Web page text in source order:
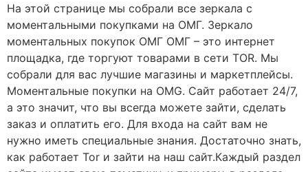
На этой странице мы собрали все зеркала с
моментальными покупками на ОМГ. Зеркало
моментальных покупок ОМГ ОМГ – это интернет
площадка, где торгуют товарами в сети TOR. Мы
собрали для вас лучшие магазины и маркетплейсы.
Моментальные покупки на OMG. Сайт работает 24/7,
а это значит, что вы всегда можете зайти, сделать
заказ и оплатить его. Для входа на сайт вам не
нужно иметь специальные знания. Достаточно знать,
как работает Tor и зайти на наш сайт.Каждый раздел